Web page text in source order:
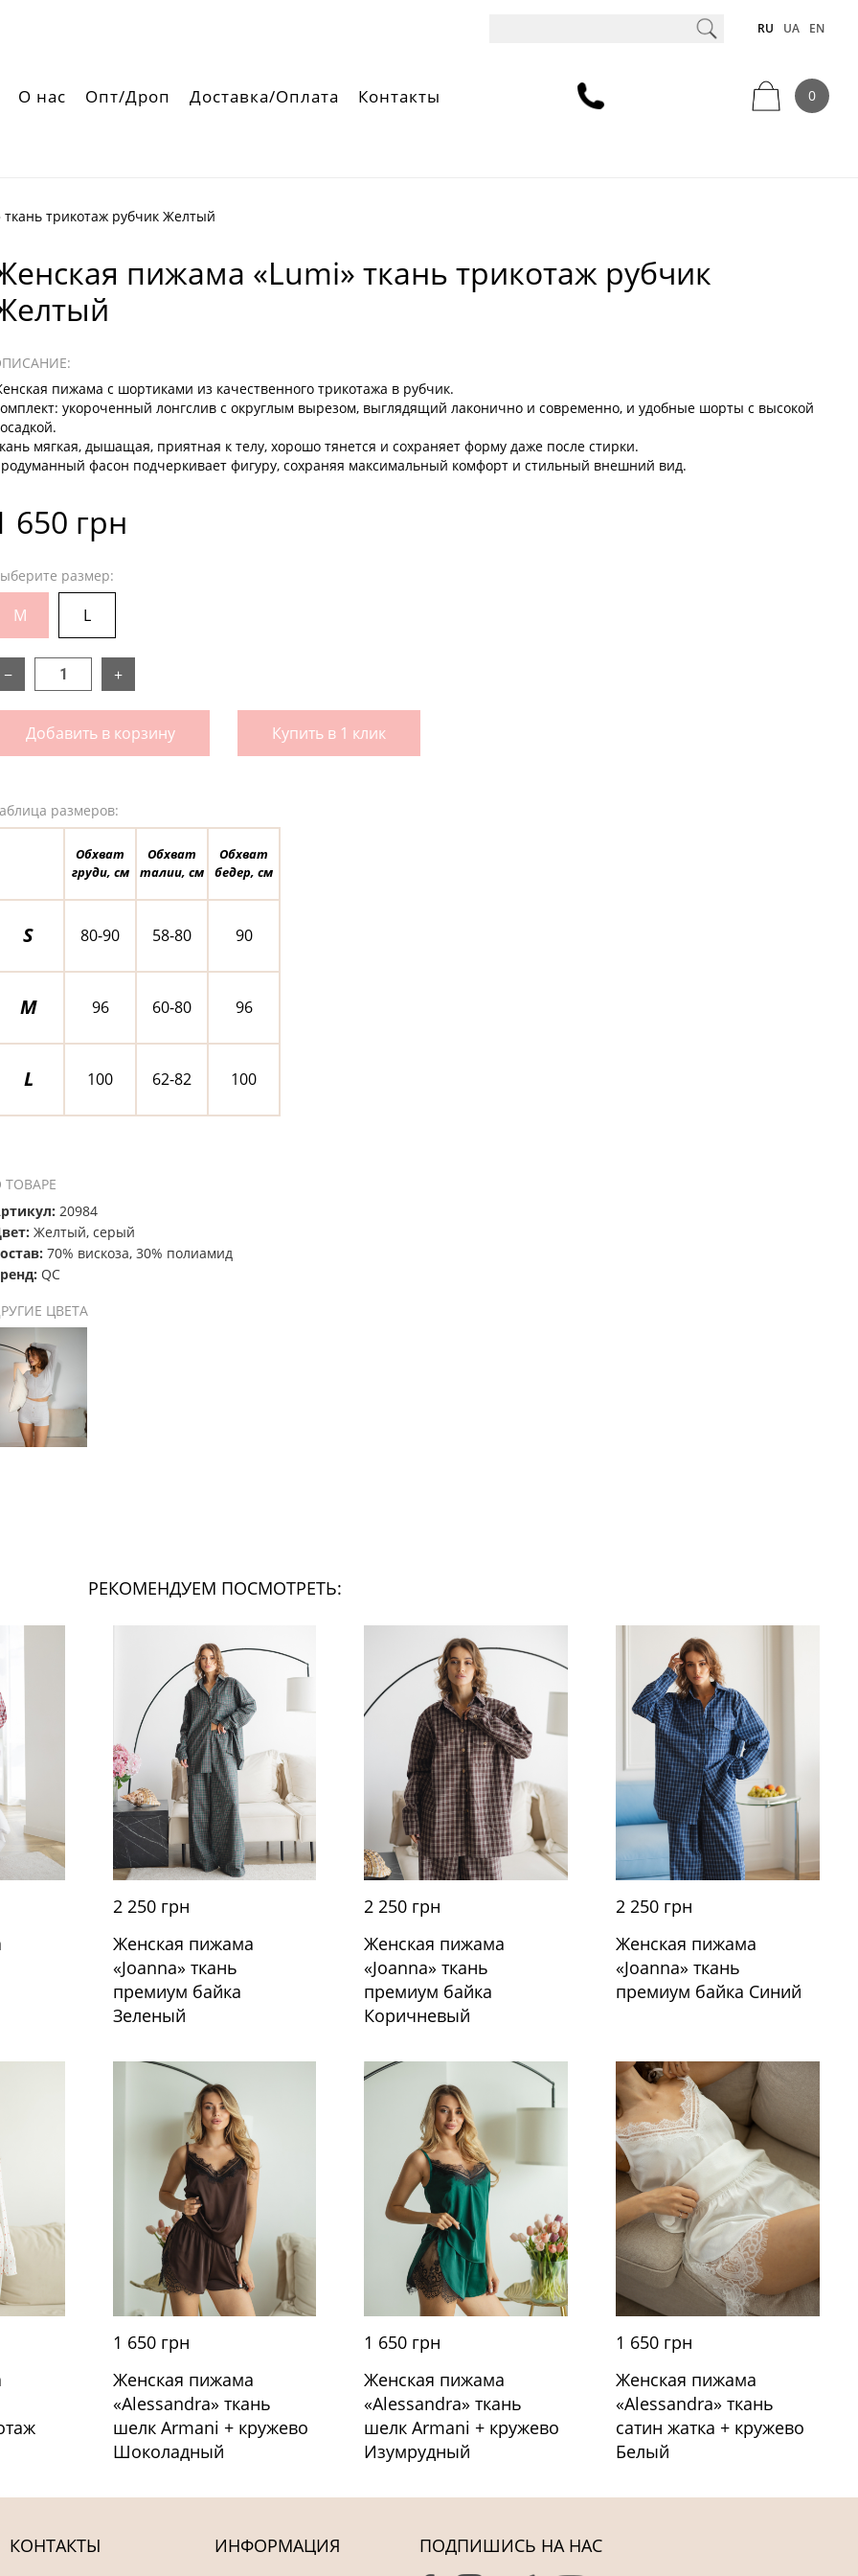
RU UA EN
О нас Опт/Дроп Доставка/Оплата Контакты 0
трикотаж рубчик Желтый
пижама «Lumi» ткань трикотаж рубчик
пижама с шортиками из качественного трикотажа в рубчик.
укороченный лонгслив с округлым вырезом, выглядящий лаконично и современно, и удобные шорты с высокой
мягкая, дышащая, приятная к телу, хорошо тянется и сохраняет форму даже после стирки.
фасон подчеркивает фигуру, сохраняя максимальный комфорт и стильный внешний вид.
650 грн
размер:
M L
− +
Добавить в корзину Купить в 1 клик
размеров:
Обхват
груди, см
Обхват
талии, см
Обхват
бедер, см
S 80-90 58-80 90
M 96 60-80 96
L 100 62-82 100
ТОВАРЕ
20984
Желтый, серый
70% вискоза, 30% полиамид
QC
ЦВЕТА
РЕКОМЕНДУЕМ ПОСМОТРЕТЬ:
2 250 грн
Женская пижама
«Joanna» ткань
премиум байка
Зеленый
2 250 грн
Женская пижама
«Joanna» ткань
премиум байка
Коричневый
2 250 грн
Женская пижама
«Joanna» ткань
премиум байка Синий
1 650 грн
Женская пижама
«Alessandra» ткань
шелк Armani + кружево
Шоколадный
1 650 грн
Женская пижама
«Alessandra» ткань
шелк Armani + кружево
Изумрудный
1 650 грн
Женская пижама
«Alessandra» ткань
сатин жатка + кружево
Белый
КОНТАКТЫ ИНФОРМАЦИЯ ПОДПИШИСЬ НА НАС